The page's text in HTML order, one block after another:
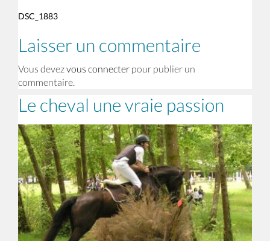
DSC_1883
Laisser un commentaire
Vous devezvous connecter pour publier un
commentaire.
Le cheval une vraie passion